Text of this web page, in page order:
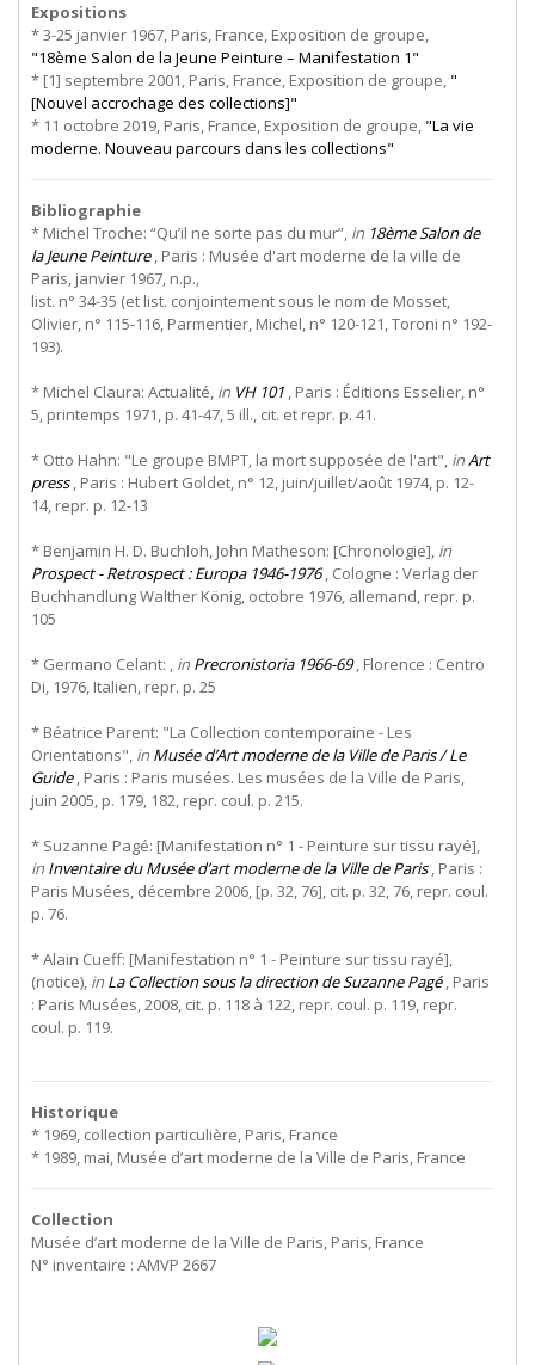
Expositions
* 3-25 janvier 1967, Paris, France, Exposition de groupe,
"18ème Salon de la Jeune Peinture – Manifestation 1"
* [1] septembre 2001, Paris, France, Exposition de groupe, "
[Nouvel accrochage des collections]"
* 11 octobre 2019, Paris, France, Exposition de groupe, "La vie
moderne. Nouveau parcours dans les collections"
Bibliographie
* Michel Troche: “Qu’il ne sorte pas du mur”, in 18ème Salon de
la Jeune Peinture , Paris : Musée d'art moderne de la ville de
Paris, janvier 1967, n.p.,
list. n° 34-35 (et list. conjointement sous le nom de Mosset,
Olivier, n° 115-116, Parmentier, Michel, n° 120-121, Toroni n° 192-
193).
* Michel Claura: Actualité, in VH 101 , Paris : Éditions Esselier, n°
5, printemps 1971, p. 41-47, 5 ill., cit. et repr. p. 41.
* Otto Hahn: "Le groupe BMPT, la mort supposée de l'art", inArt
press, Paris : Hubert Goldet, n° 12, juin/juillet/août 1974, p. 12-
14, repr. p. 12-13
* Benjamin H. D. Buchloh, John Matheson: [Chronologie], in
Prospect - Retrospect : Europa 1946-1976, Cologne : Verlag der
Buchhandlung Walther König, octobre 1976, allemand, repr. p.
105
* Germano Celant: , in Precronistoria 1966-69, Florence : Centro
Di, 1976, Italien, repr. p. 25
* Béatrice Parent: "La Collection contemporaine - Les
Orientations", in Musée d’Art moderne de la Ville de Paris / Le
Guide, Paris : Paris musées. Les musées de la Ville de Paris,
juin 2005, p. 179, 182, repr. coul. p. 215.
* Suzanne Pagé: [Manifestation n° 1 - Peinture sur tissu rayé],
in Inventaire du Musée d’art moderne de la Ville de Paris, Paris :
Paris Musées, décembre 2006, [p. 32, 76], cit. p. 32, 76, repr. coul.
p. 76.
* Alain Cueff: [Manifestation n° 1 - Peinture sur tissu rayé],
(notice), in La Collection sous la direction de Suzanne Pagé, Paris
: Paris Musées, 2008, cit. p. 118 à 122, repr. coul. p. 119, repr.
coul. p. 119.
Historique
* 1969, collection particulière, Paris, France
* 1989, mai, Musée d’art moderne de la Ville de Paris, France
Collection
Musée d’art moderne de la Ville de Paris, Paris, France
N° inventaire : AMVP 2667